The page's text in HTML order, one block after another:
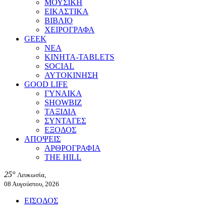
ΜΟΥΣΙΚΗ
ΕΙΚΑΣΤΙΚΑ
ΒΙΒΛΙΟ
ΧΕΙΡΟΓΡΑΦΑ
GEEK
ΝΕΑ
ΚΙΝΗΤΑ-TABLETS
SOCIAL
ΑΥΤΟΚΙΝΗΣΗ
GOOD LIFE
ΓΥΝΑΙΚΑ
SHOWBIZ
ΤΑΞΙΔΙΑ
ΣΥΝΤΑΓΕΣ
ΕΞΟΔΟΣ
ΑΠΟΨΕΙΣ
ΑΡΘΡΟΓΡΑΦΙΑ
THE HILL
25° Λευκωσία,
08 Αυγούστου, 2026
ΕΙΣΟΔΟΣ